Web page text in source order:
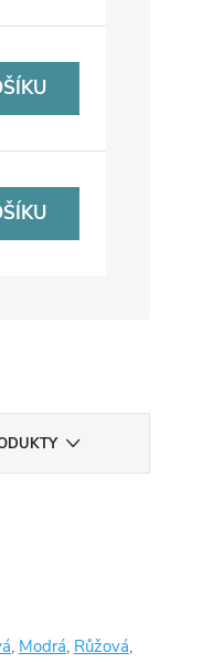
, Modrá, Růžová,